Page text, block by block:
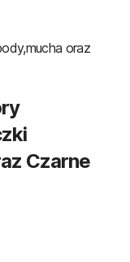
oraz
Czarne